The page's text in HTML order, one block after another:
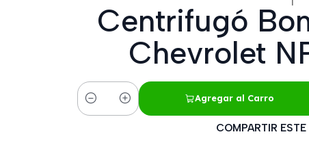
Centrifugó
Chevrolet
Cantidad
Agregar al Carro
COMPARTIR